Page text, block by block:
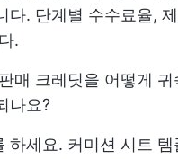
. 단계별 수수료율,
.
매 크레딧을 어떻게
나요?
세요. 커미션 시트 템